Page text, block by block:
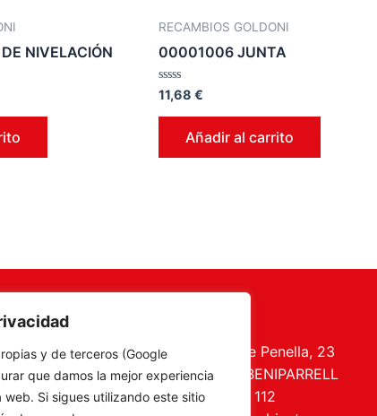
y de terceros (Google
que damos la mejor experiencia
web. Si sigues utilizando este sitio
NIVELACIÓN
RECAMBIOS GOLDONI
00001006 JUNTA
Valorado
0
11,68 €
Añadir al carrito
de
y
Camí Font de Penella, 23
C.P. 46469 BENIPARRELL
Tel. 960 727 112